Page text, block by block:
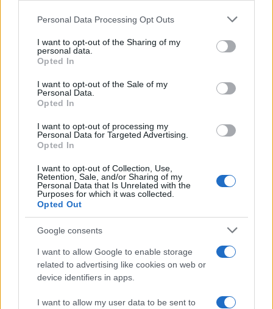
Please note that this website/app uses one or more Google
not limited to your visit or usage behaviour. You may click to
grant or deny consent to Google and its third-party tags to
use your data for below specified purposes in below Google
consent section.
Personal Data Processing Opt Outs
I want to opt-out of the Sharing of my
personal data.
Opted In
I want to opt-out of the Sale of my
Personal Data.
Opted In
I want to opt-out of processing my
Personal Data for Targeted Advertising.
Opted In
I want to opt-out of Collection, Use,
Retention, Sale, and/or Sharing of my
Personal Data that Is Unrelated with the
Purposes for which it was collected.
Opted Out
Google consents
I want to allow Google to enable storage
related to advertising like cookies on web or
device identifiers in apps.
I want to allow my user data to be sent to
Kultúra
HÍRLEVÉL
E-mail cím
Feliratkozom a hírlevélre és elfogadom az
adatvédelmi
szabályzatot!